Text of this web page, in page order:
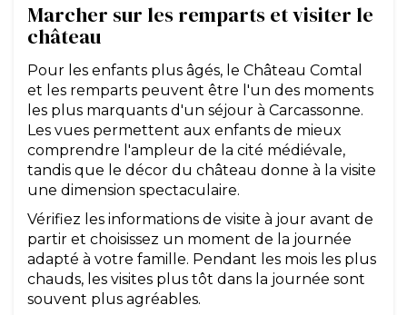
Marcher sur les remparts et visiter le
château
Pour les enfants plus âgés, le Château Comtal
et les remparts peuvent être l'un des moments
les plus marquants d'un séjour à Carcassonne.
Les vues permettent aux enfants de mieux
comprendre l'ampleur de la cité médiévale,
tandis que le décor du château donne à la visite
une dimension spectaculaire.
Vérifiez les informations de visite à jour avant de
partir et choisissez un moment de la journée
adapté à votre famille. Pendant les mois les plus
chauds, les visites plus tôt dans la journée sont
souvent plus agréables.